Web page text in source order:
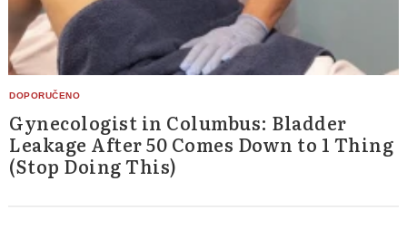
Gynecologist in Columbus: Bladder
Leakage After 50 Comes Down to 1 Thing
(Stop Doing This)